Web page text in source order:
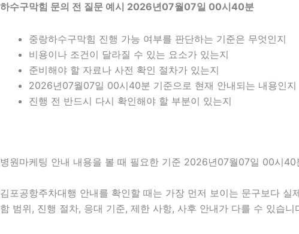
하수구막힘 문의 전 질문 예시 2026년07월07일 00시40분
중랑하수구막힘 진행 가능 여부를 판단하는 기준은 무엇인지
비용이나 조건이 달라질 수 있는 요소가 있는지
준비해야 할 자료나 사전 확인 절차가 있는지
2026년07월07일 00시40분 기준으로 현재 안내되는 내용인지
진행 전 반드시 다시 확인해야 할 부분이 있는지
병원마케팅 안내 내용을 볼 때 필요한 기준 2026년07월07일 00시40
김포공항주차대행 안내를 확인할 때는 가장 먼저 보이는 문구보다
함 범위, 진행 절차, 응대 기준, 제한 사항, 사후 안내가 다를 수 있습